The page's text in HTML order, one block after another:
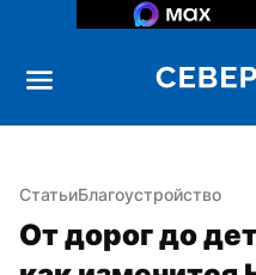
СтатьиБлагоустройство
От дорог до